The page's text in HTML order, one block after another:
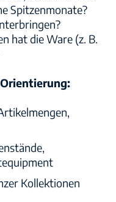
Spitzenmonate?
hat die Ware (z. B.
Kollektionen